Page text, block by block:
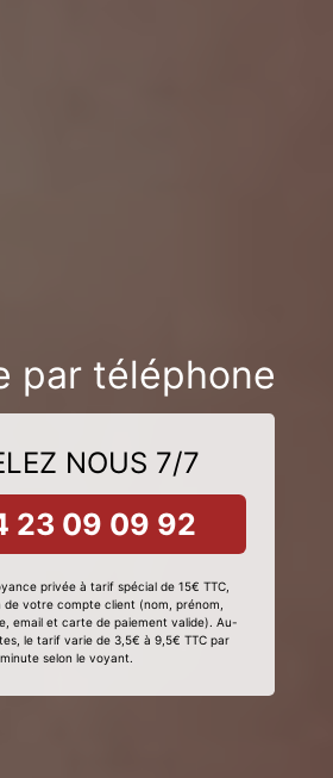
par téléphone
NOUS 7/7
23 09 09 92
privée à tarif spécial de 15€ TTC,
de votre compte client (nom, prénom,
email et carte de paiement valide). Au-
le tarif varie de 3,5€ à 9,5€ TTC par
minute selon le voyant.